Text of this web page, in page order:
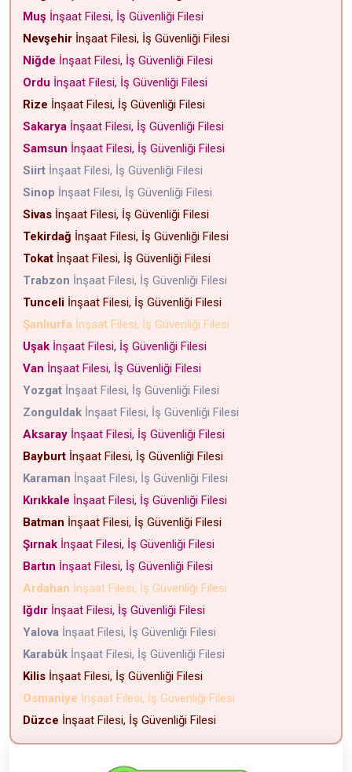
Muş İnşaat Filesi, İş Güvenliği Filesi
Nevşehir İnşaat Filesi, İş Güvenliği Filesi
Niğde İnşaat Filesi, İş Güvenliği Filesi
Ordu İnşaat Filesi, İş Güvenliği Filesi
Rize İnşaat Filesi, İş Güvenliği Filesi
Sakarya İnşaat Filesi, İş Güvenliği Filesi
Samsun İnşaat Filesi, İş Güvenliği Filesi
Siirt İnşaat Filesi, İş Güvenliği Filesi
Sinop İnşaat Filesi, İş Güvenliği Filesi
Sivas İnşaat Filesi, İş Güvenliği Filesi
Tekirdağ İnşaat Filesi, İş Güvenliği Filesi
Tokat İnşaat Filesi, İş Güvenliği Filesi
Trabzon İnşaat Filesi, İş Güvenliği Filesi
Tunceli İnşaat Filesi, İş Güvenliği Filesi
Şanlıurfa İnşaat Filesi, İş Güvenliği Filesi
Uşak İnşaat Filesi, İş Güvenliği Filesi
Van İnşaat Filesi, İş Güvenliği Filesi
Yozgat İnşaat Filesi, İş Güvenliği Filesi
Zonguldak İnşaat Filesi, İş Güvenliği Filesi
Aksaray İnşaat Filesi, İş Güvenliği Filesi
Bayburt İnşaat Filesi, İş Güvenliği Filesi
Karaman İnşaat Filesi, İş Güvenliği Filesi
Kırıkkale İnşaat Filesi, İş Güvenliği Filesi
Batman İnşaat Filesi, İş Güvenliği Filesi
Şırnak İnşaat Filesi, İş Güvenliği Filesi
Bartın İnşaat Filesi, İş Güvenliği Filesi
Ardahan İnşaat Filesi, İş Güvenliği Filesi
Iğdır İnşaat Filesi, İş Güvenliği Filesi
Yalova İnşaat Filesi, İş Güvenliği Filesi
Karabük İnşaat Filesi, İş Güvenliği Filesi
Kilis İnşaat Filesi, İş Güvenliği Filesi
Osmaniye İnşaat Filesi, İş Güvenliği Filesi
Düzce İnşaat Filesi, İş Güvenliği Filesi